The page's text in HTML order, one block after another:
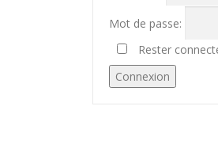
Mot de passe:
Rester
Connexion